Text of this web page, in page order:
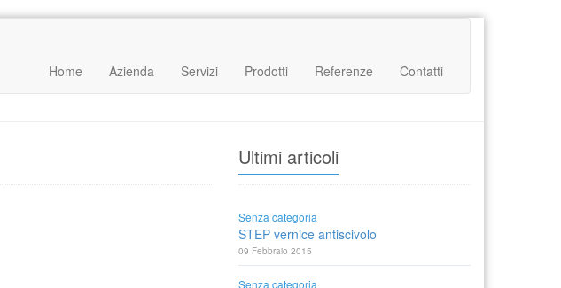
Home Azienda Servizi Prodotti Referenze Contatti
Ultimi articoli
Senza categoria
STEP vernice antiscivolo
09 Febbraio 2015
Senza categoria